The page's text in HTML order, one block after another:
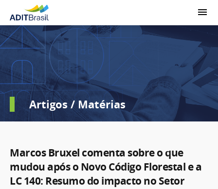
Artigos / Matérias
Marcos Bruxel comenta sobre o que
mudou após o Novo Código Florestal e a
LC 140: Resumo do impacto no Setor